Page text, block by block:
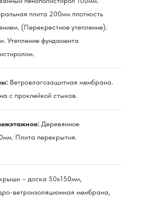
плита 200мм плотность
(Перекрестное утепление).
Утепление фундамента
Ветровлагозащитная мембрана.
с проклейкой стыков.
Деревянное
Плита перекрытия.
– доска 50х150мм,
ветроизоляционная мембрана,